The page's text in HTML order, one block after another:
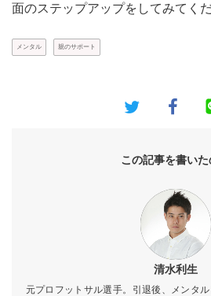
面のステップアップをしてみてくだ
メンタル 親のサポート
この記事を書いた
清水利生
元プロフットサル選手。引退後、メンタ